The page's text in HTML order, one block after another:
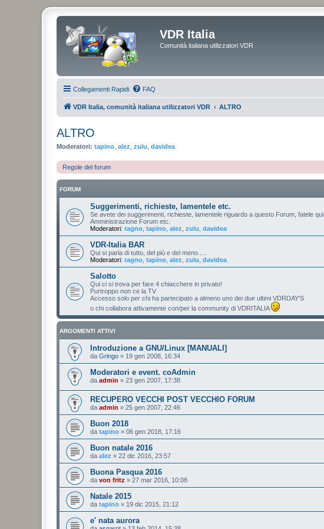
VDR Italia
Comunità italiana utilizzatori VDR
Collegamenti Rapidi FAQ
VDR Italia, comunità italiana utilizzatori VDR ALTRO
ALTRO
Moderatori: tapino alez zulu davidea
Regole del forum
FORUM
Suggerimenti, richieste, lamentele etc.
Se avete dei suggerimenti, richieste, lamentele riguardo a questo Forum, fatele qui.
Amministrazione Forum etc.
Moderatori: ragno tapino alez zulu davidea
VDR-Italia BAR
Qui si parla di tutto, del più e del meno.....
Moderatori: ragno tapino alez zulu davidea
Salotto
Qui ci si trova per fare 4 chiacchere in privato!
Purtroppo non ce la TV
Accesso solo per chi ha partecipato a almeno uno dei due ultimi VDRDAY'S
o chi collabora attivamente con/per la community di VDRITALIA
ARGOMENTI ATTIVI
Introduzione a GNU/Linux [MANUALI]
da Gringo » 19 gen 2008, 16:34
Moderatori e event. coAdmin
da admin » 23 gen 2007, 17:38
RECUPERO VECCHI POST VECCHIO FORUM
da admin » 25 gen 2007, 22:46
Buon 2018
da tapino » 06 gen 2018, 17:16
Buon natale 2016
da alez » 22 dic 2016, 23:57
Buona Pasqua 2016
da von fritz » 27 mar 2016, 10:08
Natale 2015
da tapino » 19 dic 2015, 21:12
e' nata aurora